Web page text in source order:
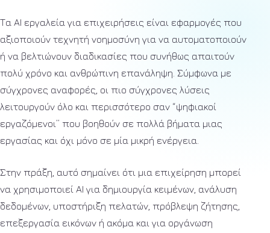
Τα AI εργαλεία για επιχειρήσεις είναι εφαρμογές που
αξιοποιούν τεχνητή νοημοσύνη για να αυτοματοποιούν
ή να βελτιώνουν διαδικασίες που συνήθως απαιτούν
πολύ χρόνο και ανθρώπινη επανάληψη. Σύμφωνα με
σύγχρονες αναφορές, οι πιο σύγχρονες λύσεις
λειτουργούν όλο και περισσότερο σαν “ψηφιακοί
εργαζόμενοι” που βοηθούν σε πολλά βήματα μιας
εργασίας και όχι μόνο σε μία μικρή ενέργεια.
Στην πράξη, αυτό σημαίνει ότι μια επιχείρηση μπορεί
να χρησιμοποιεί AI για δημιουργία κειμένων, ανάλυση
δεδομένων, υποστήριξη πελατών, πρόβλεψη ζήτησης,
επεξεργασία εικόνων ή ακόμα και για οργάνωση